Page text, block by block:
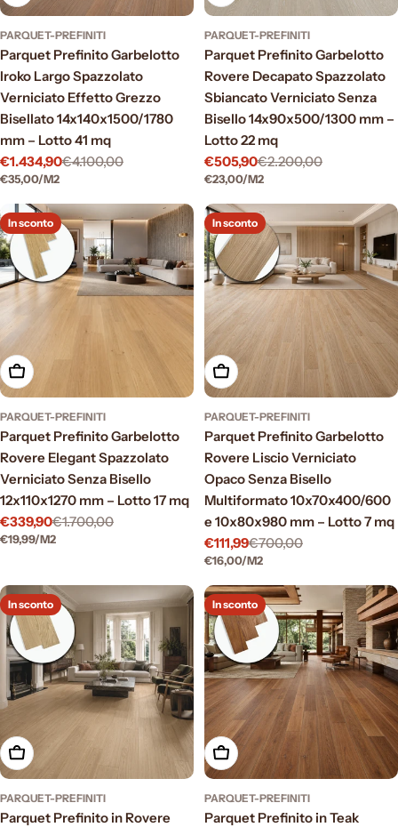
PARQUET-PREFINITI
Parquet Prefinito Garbelotto
Iroko Largo Spazzolato
Verniciato Effetto Grezzo
Bisellato 14x140x1500/1780
mm – Lotto 41 mq
Prezzo
di
vendita
€1.434,90
Prezzo
normale
€4.100,00
PREZZO
€35,00/PER
M2
PARQUET-PREFINITI
Parquet Prefinito Garbelotto
Rovere Decapato Spazzolato
Sbiancato Verniciato Senza
Bisello 14x90x500/1300 mm –
Lotto 22 mq
Prezzo
di
vendita
€505,90
Prezzo
normale
€2.200,00
PREZZO
€23,00/PER
M2
In sconto
Aggiungi al carrello
PARQUET-PREFINITI
Parquet Prefinito Garbelotto
Rovere Elegant Spazzolato
Verniciato Senza Bisello
12x110x1270 mm – Lotto 17 mq
Prezzo
di
€339,90
Prezzo
normale
€1.700,00
PREZZO
€19,99/PER
M2
In sconto
Aggiungi al carrello
PARQUET-PREFINITI
Parquet Prefinito Garbelotto
Rovere Liscio Verniciato
Opaco Senza Bisello
Multiformato 10x70x400/600
e 10x80x980 mm – Lotto 7 mq
Prezzo
di
vendita
€111,99
Prezzo
normale
€700,00
PREZZO
€16,00/PER
M2
In sconto
Aggiungi al carrello
PARQUET-PREFINITI
Parquet Prefinito in Rovere
In sconto
Aggiungi al carrello
PARQUET-PREFINITI
Parquet Prefinito in Teak